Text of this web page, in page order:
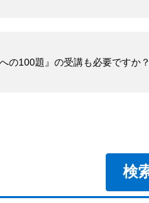
の100題』の受講も必要ですか？